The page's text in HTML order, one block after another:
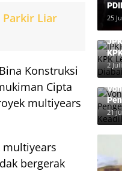
Parkir Liar
Konstruksi
Cipta
multiyears
multiyears
bergerak
25
2
21